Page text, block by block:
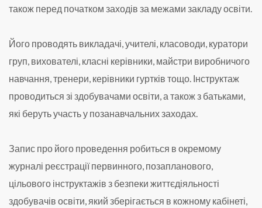
також перед початком заходів за межами закладу освіти.
Його проводять викладачі, учителі, класоводи, куратори
груп, вихователі, класні керівники, майстри виробничого
навчання, тренери, керівники гуртків тощо. Інструктаж
проводиться зі здобувачами освіти, а також з батьками,
які беруть участь у позанавчальних заходах.
Запис про його проведення робиться в окремому
журналі реєстрації первинного, позапланового,
цільового інструктажів з безпеки життєдіяльності
здобувачів освіти, який зберігається в кожному кабінеті,